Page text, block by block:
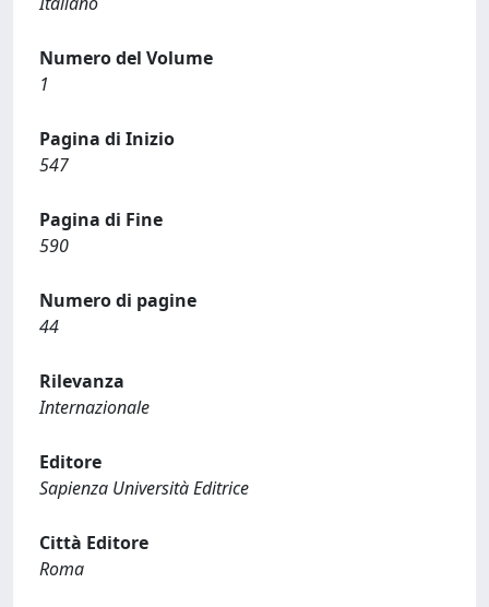
Numero del Volume
1
Pagina di Inizio
547
Pagina di Fine
590
Numero di pagine
44
Rilevanza
Internazionale
Editore
Sapienza Università Editrice
Città Editore
Roma